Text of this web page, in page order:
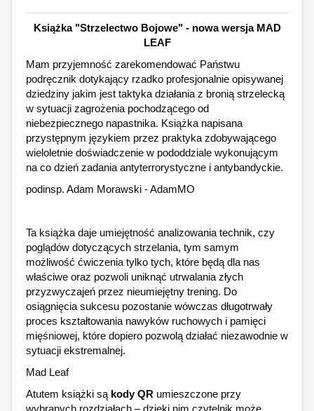
Książka "Strzelectwo Bojowe" - nowa wersja MAD
LEAF
Mam przyjemność zarekomendować Państwu
podręcznik dotykający rzadko profesjonalnie opisywanej
dziedziny jakim jest taktyka działania z bronią strzelecką
w sytuacji zagrożenia pochodzącego od
niebezpiecznego napastnika. Książka napisana
przystępnym językiem przez praktyka zdobywającego
wieloletnie doświadczenie w pododdziale wykonującym
na co dzień zadania antyterrorystyczne i antybandyckie.
podinsp. Adam Morawski - AdamMO
Ta książka daje umiejętność analizowania technik, czy
poglądów dotyczących strzelania, tym samym
możliwość ćwiczenia tylko tych, które będą dla nas
właściwe oraz pozwoli uniknąć utrwalania złych
przyzwyczajeń przez nieumiejętny trening. Do
osiągnięcia sukcesu pozostanie wówczas długotrwały
proces kształtowania nawyków ruchowych i pamięci
mięśniowej, które dopiero pozwolą działać niezawodnie w
sytuacji ekstremalnej.
Mad Leaf
Atutem książki są kody QR umieszczone przy
wybranych rozdziałach – dzięki nim czytelnik może